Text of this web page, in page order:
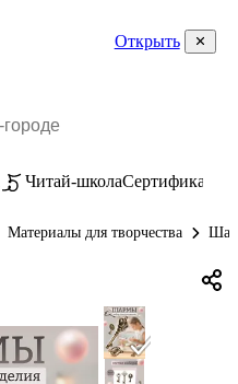
Открыть
Читай-школаСертификаты
Материалы для творчества